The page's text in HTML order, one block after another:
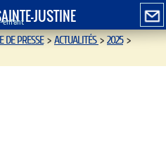
JUSTINE
enfant
DE PRESSE>ACTUALITÉS>2025>